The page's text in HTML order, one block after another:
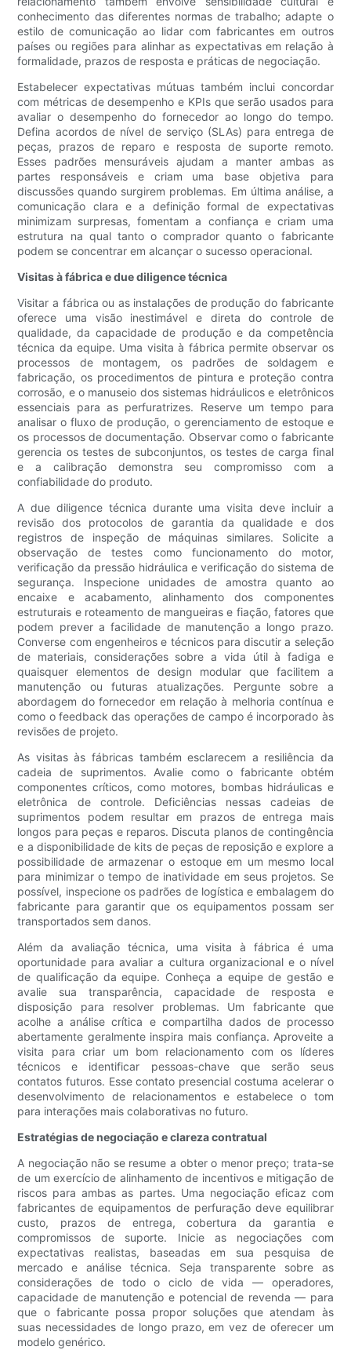
conhecimento das diferentes normas de trabalho; adapte o
estilo de comunicação ao lidar com fabricantes em outros
países ou regiões para alinhar as expectativas em relação à
formalidade, prazos de resposta e práticas de negociação.
Estabelecer expectativas mútuas também inclui concordar
com métricas de desempenho e KPIs que serão usados ​​para
avaliar o desempenho do fornecedor ao longo do tempo.
Defina acordos de nível de serviço (SLAs) para entrega de
peças, prazos de reparo e resposta de suporte remoto.
Esses padrões mensuráveis ​​ajudam a manter ambas as
partes responsáveis ​​e criam uma base objetiva para
discussões quando surgirem problemas. Em última análise, a
comunicação clara e a definição formal de expectativas
minimizam surpresas, fomentam a confiança e criam uma
estrutura na qual tanto o comprador quanto o fabricante
podem se concentrar em alcançar o sucesso operacional.
Visitas à fábrica e due diligence técnica
Visitar a fábrica ou as instalações de produção do fabricante
oferece uma visão inestimável e direta do controle de
qualidade, da capacidade de produção e da competência
técnica da equipe. Uma visita à fábrica permite observar os
processos de montagem, os padrões de soldagem e
fabricação, os procedimentos de pintura e proteção contra
corrosão, e o manuseio dos sistemas hidráulicos e eletrônicos
essenciais para as perfuratrizes. Reserve um tempo para
analisar o fluxo de produção, o gerenciamento de estoque e
os processos de documentação. Observar como o fabricante
gerencia os testes de subconjuntos, os testes de carga final
e a calibração demonstra seu compromisso com a
confiabilidade do produto.
A due diligence técnica durante uma visita deve incluir a
revisão dos protocolos de garantia da qualidade e dos
registros de inspeção de máquinas similares. Solicite a
observação de testes como funcionamento do motor,
verificação da pressão hidráulica e verificação do sistema de
segurança. Inspecione unidades de amostra quanto ao
encaixe e acabamento, alinhamento dos componentes
estruturais e roteamento de mangueiras e fiação, fatores que
podem prever a facilidade de manutenção a longo prazo.
Converse com engenheiros e técnicos para discutir a seleção
de materiais, considerações sobre a vida útil à fadiga e
quaisquer elementos de design modular que facilitem a
manutenção ou futuras atualizações. Pergunte sobre a
abordagem do fornecedor em relação à melhoria contínua e
como o feedback das operações de campo é incorporado às
revisões de projeto.
As visitas às fábricas também esclarecem a resiliência da
cadeia de suprimentos. Avalie como o fabricante obtém
componentes críticos, como motores, bombas hidráulicas e
eletrônica de controle. Deficiências nessas cadeias de
suprimentos podem resultar em prazos de entrega mais
longos para peças e reparos. Discuta planos de contingência
e a disponibilidade de kits de peças de reposição e explore a
possibilidade de armazenar o estoque em um mesmo local
para minimizar o tempo de inatividade em seus projetos. Se
possível, inspecione os padrões de logística e embalagem do
fabricante para garantir que os equipamentos possam ser
transportados sem danos.
Além da avaliação técnica, uma visita à fábrica é uma
oportunidade para avaliar a cultura organizacional e o nível
de qualificação da equipe. Conheça a equipe de gestão e
avalie sua transparência, capacidade de resposta e
disposição para resolver problemas. Um fabricante que
acolhe a análise crítica e compartilha dados de processo
abertamente geralmente inspira mais confiança. Aproveite a
visita para criar um bom relacionamento com os líderes
técnicos e identificar pessoas-chave que serão seus
contatos futuros. Esse contato presencial costuma acelerar o
desenvolvimento de relacionamentos e estabelece o tom
para interações mais colaborativas no futuro.
Estratégias de negociação e clareza contratual
A negociação não se resume a obter o menor preço; trata-se
de um exercício de alinhamento de incentivos e mitigação de
riscos para ambas as partes. Uma negociação eficaz com
fabricantes de equipamentos de perfuração deve equilibrar
custo, prazos de entrega, cobertura da garantia e
compromissos de suporte. Inicie as negociações com
expectativas realistas, baseadas em sua pesquisa de
mercado e análise técnica. Seja transparente sobre as
considerações de todo o ciclo de vida — operadores,
capacidade de manutenção e potencial de revenda — para
que o fabricante possa propor soluções que atendam às
suas necessidades de longo prazo, em vez de oferecer um
modelo genérico.